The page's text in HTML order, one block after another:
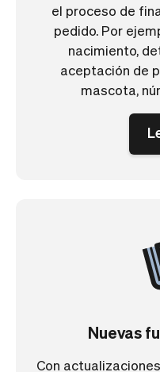
el proceso de
pedido. Por
nacimiento,
aceptación de
mascota,
Nuevas
Con